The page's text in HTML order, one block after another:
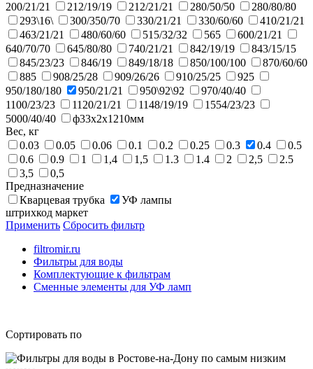
200/21/21
212/19/19 212/21/21 280/50/50
280/80/80
293\16\
300/350/70 330/21/21 330/60/60
410/21/21
463/21/21
480/60/60 515/32/32 565
600/21/21
640/70/70
645/80/80 740/21/21 842/19/19
843/15/15
845/23/23
846/19 849/18/18 850/100/100
870/60/60
885
908/25/28 909/26/26 910/25/25
925
950/180/180
950/21/21 950\92\92
970/40/40
1100/23/23
1120/21/21 1148/19/19
1554/23/23
5000/40/40
ф33х2х1210мм
Вес, кг
0.03
0.05 0.06 0.1 0.2 0.25 0.3 0.4
0.5
0.6
0.9 1 1,4 1,5 1.3 1.4 2 2,5
2.5
3,5
0,5
Предназначение
Кварцевая трубка
УФ лампы
штрихкод маркет
Применить Сбросить фильтр
filtromir.ru
Фильтры для воды
Комплектующие к фильтрам
Сменные элементы для УФ ламп
Сортировать по